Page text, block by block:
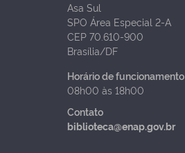
Asa Sul
SPO Área Especial 2-A
CEP 70.610-900
Brasília/DF
Horário de funcionamento
08h00 às 18h00
Contato
biblioteca@enap.gov.br